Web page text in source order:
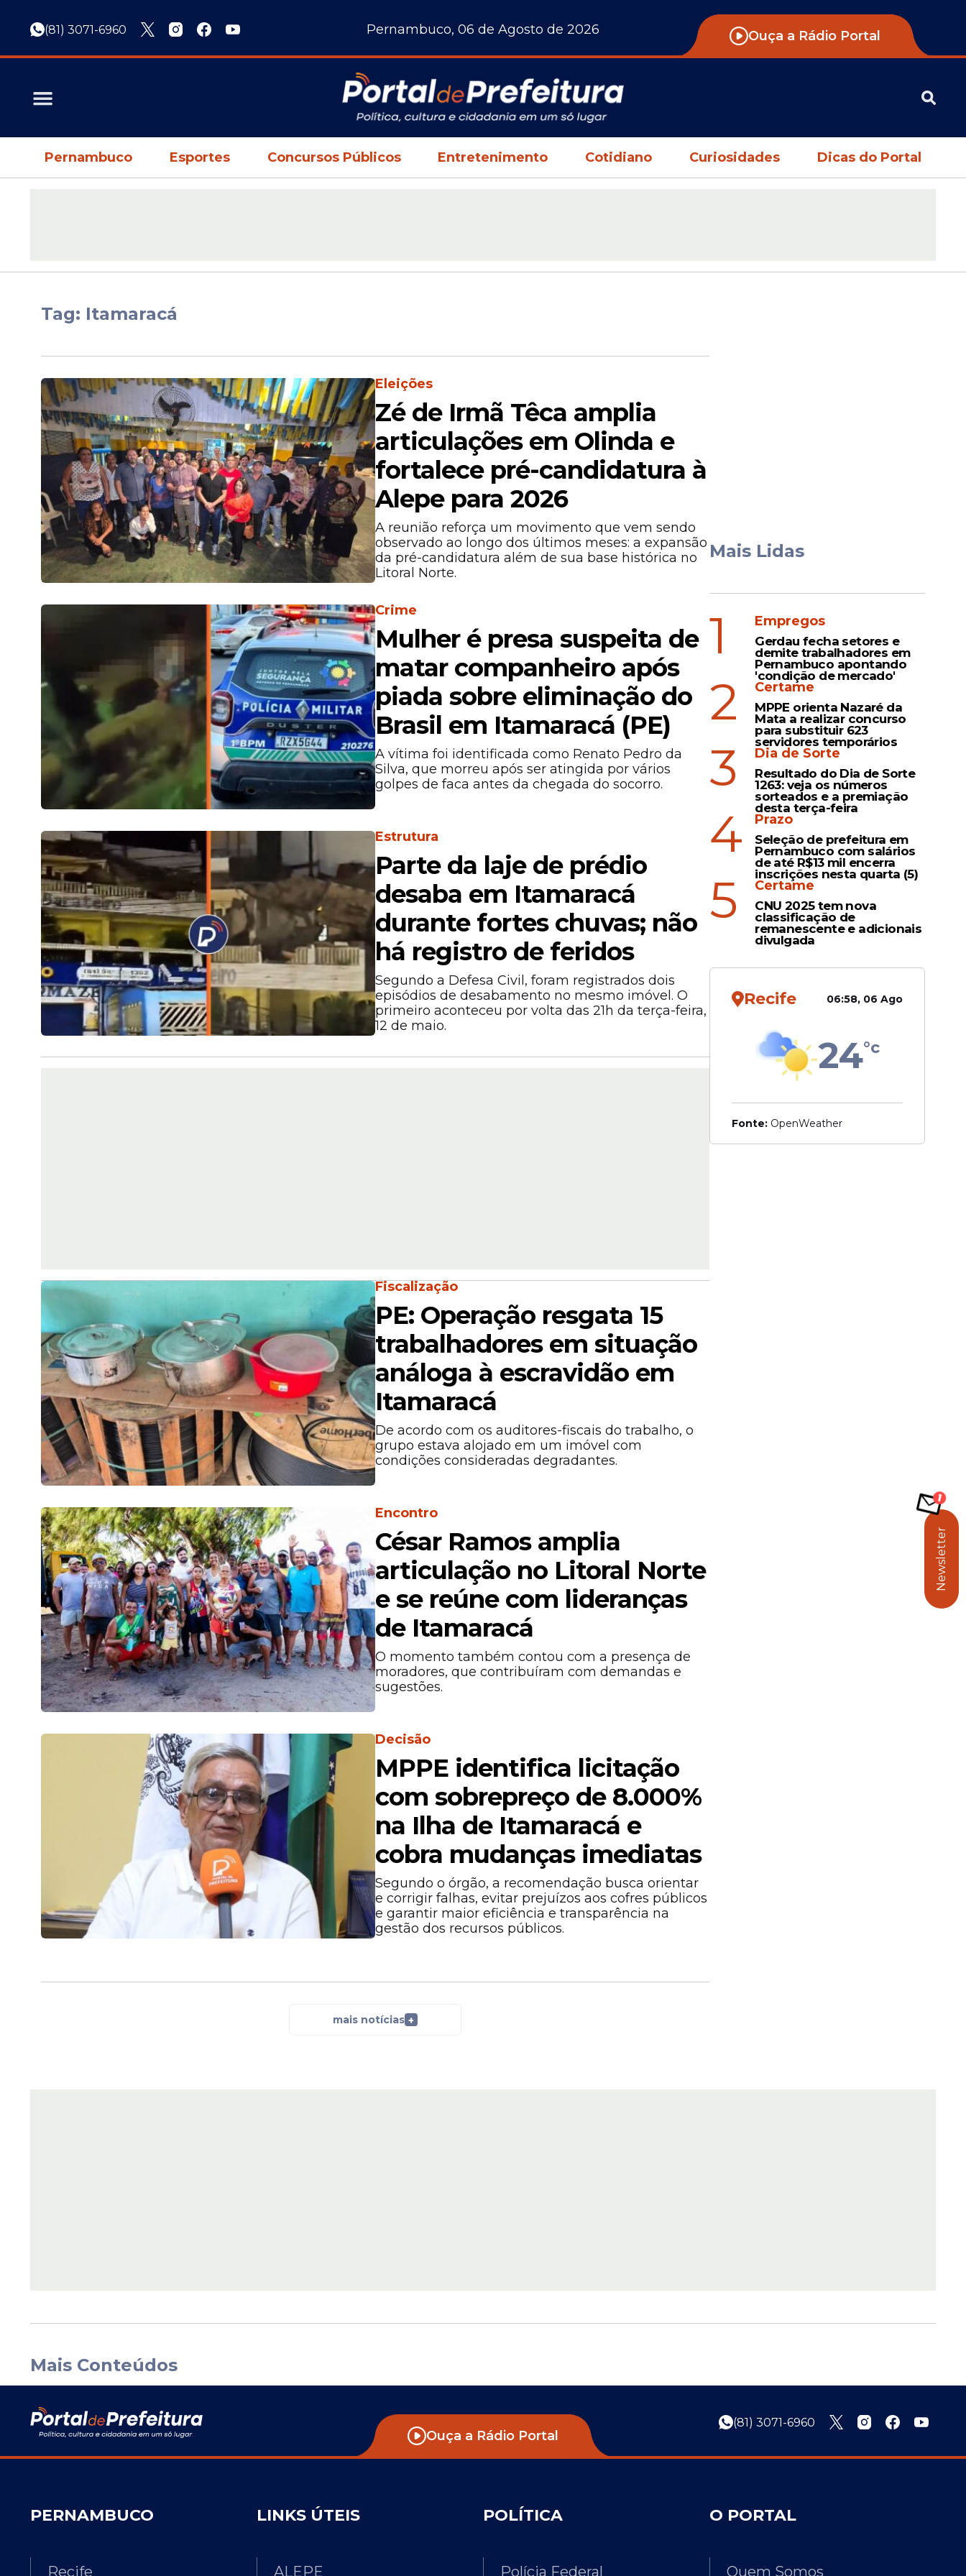
(81) 3071-6960 Pernambuco, 06 de Agosto de 2026 Ouça a Rádio Portal
Pernambuco Esportes Concursos Públicos Entretenimento Cotidiano Curiosidades Dicas do Portal
Tag: Itamaracá
Eleições
Zé de Irmã Têca amplia
articulações em Olinda e
fortalece pré-candidatura à
Alepe para 2026
A reunião reforça um movimento que vem sendo
observado ao longo dos últimos meses: a expansão
da pré-candidatura além de sua base histórica no
Litoral Norte.
Crime
Mulher é presa suspeita de
matar companheiro após
piada sobre eliminação do
Brasil em Itamaracá (PE)
A vítima foi identificada como Renato Pedro da
Silva, que morreu após ser atingida por vários
golpes de faca antes da chegada do socorro.
Estrutura
Parte da laje de prédio
desaba em Itamaracá
durante fortes chuvas; não
há registro de feridos
Segundo a Defesa Civil, foram registrados dois
episódios de desabamento no mesmo imóvel. O
primeiro aconteceu por volta das 21h da terça-feira,
12 de maio.
Fiscalização
PE: Operação resgata 15
trabalhadores em situação
análoga à escravidão em
Itamaracá
De acordo com os auditores-fiscais do trabalho, o
grupo estava alojado em um imóvel com
condições consideradas degradantes.
Encontro
César Ramos amplia
articulação no Litoral Norte
e se reúne com lideranças
de Itamaracá
O momento também contou com a presença de
moradores, que contribuíram com demandas e
sugestões.
Decisão
MPPE identifica licitação
com sobrepreço de 8.000%
na Ilha de Itamaracá e
cobra mudanças imediatas
Segundo o órgão, a recomendação busca orientar
e corrigir falhas, evitar prejuízos aos cofres públicos
e garantir maior eficiência e transparência na
gestão dos recursos públicos.
mais notícias +
Mais Lidas
1 Empregos
Gerdau fecha setores e
demite trabalhadores em
Pernambuco apontando
'condição de mercado'
2 Certame
MPPE orienta Nazaré da
Mata a realizar concurso
para substituir 623
servidores temporários
3 Dia de Sorte
Resultado do Dia de Sorte
1263: veja os números
sorteados e a premiação
desta terça-feira
4 Prazo
Seleção de prefeitura em
Pernambuco com salários
de até R$13 mil encerra
inscrições nesta quarta (5)
5 Certame
CNU 2025 tem nova
classificação de
remanescente e adicionais
divulgada
Recife 06:58, 06 Ago
24°c
Fonte: OpenWeather
Mais Conteúdos
Ouça a Rádio Portal
(81) 3071-6960
PERNAMBUCO
Recife
LINKS ÚTEIS
ALEPE
POLÍTICA
Polícia Federal
O PORTAL
Quem Somos
Newsletter